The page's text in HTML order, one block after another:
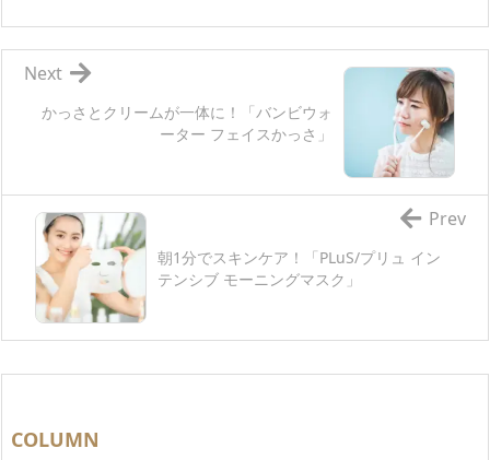
かっさとクリームが一体に！「バンビウォ
ーター フェイスかっさ」
Next
朝1分でスキンケア！「PLuS/プリュ イン
テンシブ モーニングマスク」
Prev
COLUMN